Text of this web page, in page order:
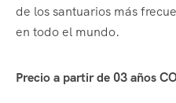
de los santuarios más
en todo el mundo.
Precio a partir de 03 años